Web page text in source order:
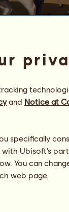
3 napban
and Notice at
specifically
Ubisoft’s
You can
web page.